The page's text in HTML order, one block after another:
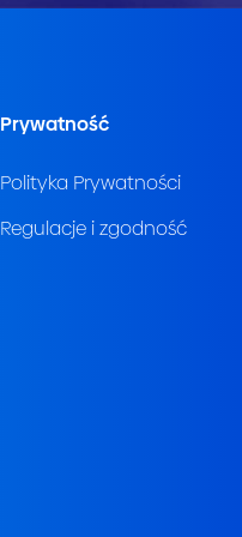
Prywatność
Polityka Prywatności
Regulacje i zgodność